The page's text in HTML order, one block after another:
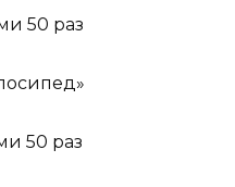
50 раз
50 раз